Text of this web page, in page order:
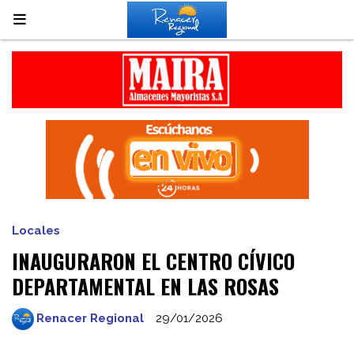
INAUGURARON EL CENTRO CÍVICO
DEPARTAMENTAL EN LAS ROSAS
Locales
29/01/2026
Renacer Regional